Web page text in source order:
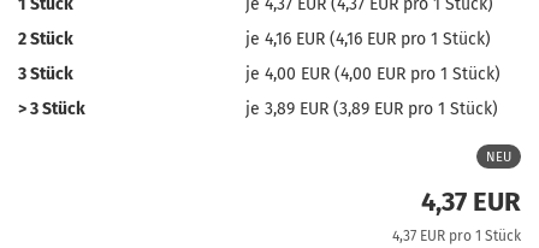
2 Stück
je 4,16 EUR (4,16 EUR pro 1 Stück)
3 Stück
je 4,00 EUR (4,00 EUR pro 1 Stück)
> 3 Stück
je 3,89 EUR (3,89 EUR pro 1 Stück)
NEU
4,37 EUR
4,37 EUR pro 1 Stück